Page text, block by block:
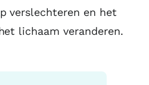
verslechteren en het
lichaam veranderen.